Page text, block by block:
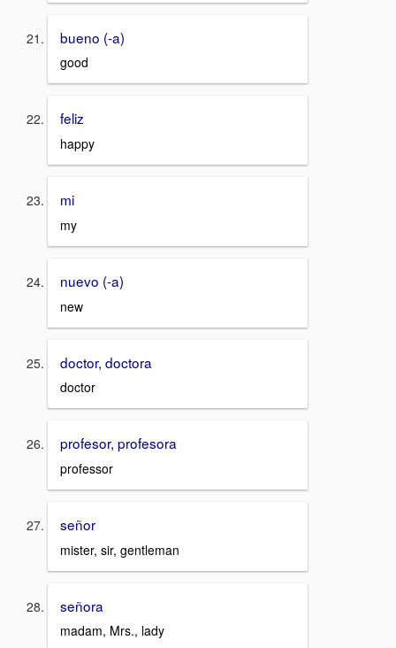
bueno (-a)
good
feliz
happy
mi
my
nuevo (-a)
new
doctor, doctora
doctor
profesor, profesora
professor
señor
mister, sir, gentleman
señora
madam, Mrs., lady